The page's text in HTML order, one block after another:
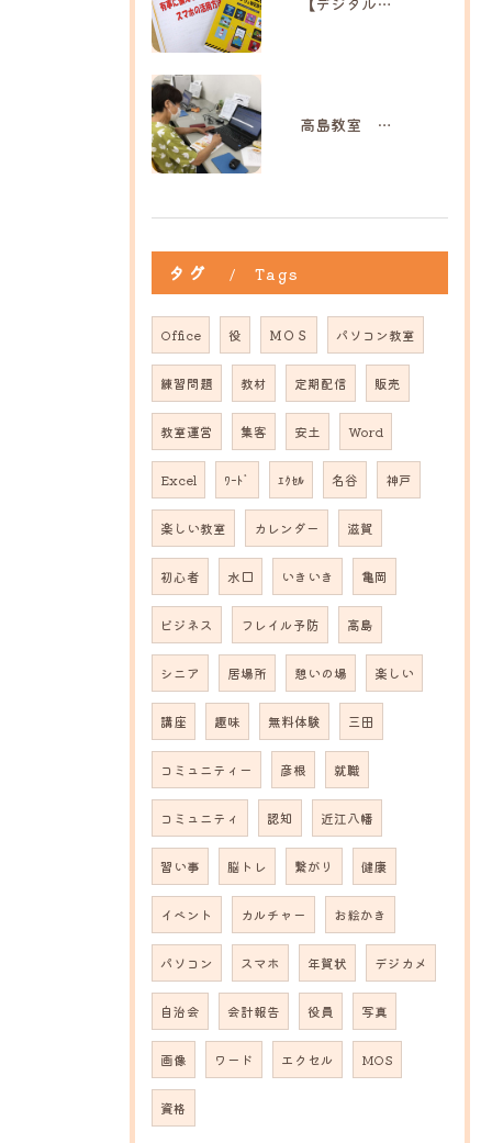
高島教室 M様
タグ Tags
Office 役 ＭＯＳ パソコン教室
練習問題 教材 定期配信 販売
教室運営 集客 安土 Word
Excel ﾜｰﾄﾞ ｴｸｾﾙ 名谷 神戸
楽しい教室 カレンダー 滋賀
初心者 水口 いきいき 亀岡
ビジネス フレイル予防 高島
シニア 居場所 憩いの場 楽しい
講座 趣味 無料体験 三田
コミュニティー 彦根 就職
コミュニティ 認知 近江八幡
習い事 脳トレ 繋がり 健康
イベント カルチャー お絵かき
パソコン スマホ 年賀状 デジカメ
自治会 会計報告 役員 写真
画像 ワード エクセル MOS
資格